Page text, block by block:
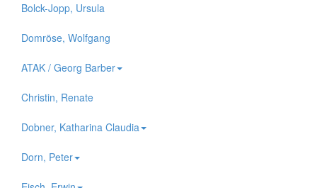
Bolck-Jopp, Ursula
Domröse, Wolfgang
ATAK / Georg Barber
Christin, Renate
Dobner, Katharina Claudia
Dorn, Peter